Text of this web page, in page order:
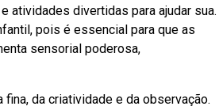
atividades divertidas para ajudar sua.
pois é essencial para que as
sensorial poderosa,
da criatividade e da observação.